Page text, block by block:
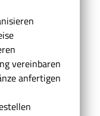
vereinbaren
anfertigen